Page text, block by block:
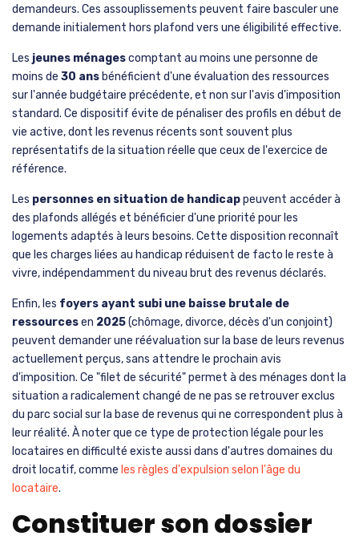
demandeurs. Ces assouplissements peuvent faire basculer une
demande initialement hors plafond vers une éligibilité effective.
Les jeunes ménagescomptant au moins une personne de
moins de 30 ans bénéficient d'une évaluation des ressources
sur l'année budgétaire précédente, et non sur l'avis d'imposition
standard. Ce dispositif évite de pénaliser des profils en début de
vie active, dont les revenus récents sont souvent plus
représentatifs de la situation réelle que ceux de l'exercice de
référence.
Les personnes en situation de handicappeuvent accéder à
des plafonds allégés et bénéficier d'une priorité pour les
logements adaptés à leurs besoins. Cette disposition reconnaît
que les charges liées au handicap réduisent de facto le reste à
vivre, indépendamment du niveau brut des revenus déclarés.
Enfin, les foyers ayant subi une baisse brutale de
ressourcesen 2025(chômage, divorce, décès d'un conjoint)
peuvent demander une réévaluation sur la base de leurs revenus
actuellement perçus, sans attendre le prochain avis
d'imposition. Ce "filet de sécurité" permet à des ménages dont la
situation a radicalement changé de ne pas se retrouver exclus
du parc social sur la base de revenus qui ne correspondent plus à
leur réalité. À noter que ce type de protection légale pour les
locataires en difficulté existe aussi dans d'autres domaines du
droit locatif, comme les règles d'expulsion selon l'âge du
locataire.
Constituer son dossier